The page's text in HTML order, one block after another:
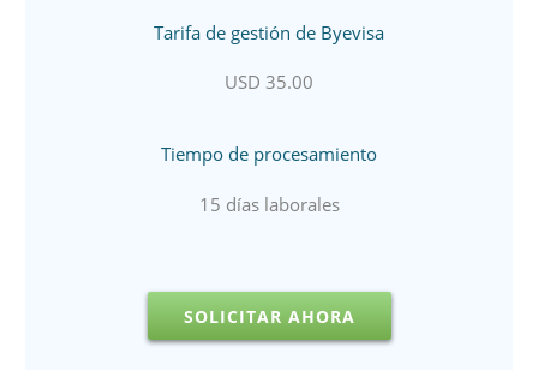
Tarifa de gestión de Byevisa
USD 35.00
Tiempo de procesamiento
15 días laborales
SOLICITAR AHORA